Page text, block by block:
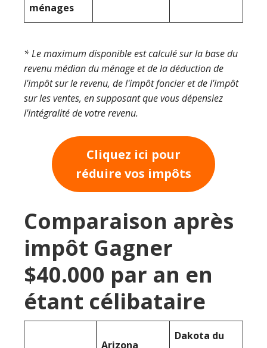
ménages
* Le maximum disponible est calculé sur la base du
revenu médian du ménage et de la déduction de
l'impôt sur le revenu, de l'impôt foncier et de l'impôt
sur les ventes, en supposant que vous dépensiez
l'intégralité de votre revenu.
Cliquez ici pour
réduire vos impôts
Comparaison après
impôt Gagner
$40.000 par an en
étant célibataire
Arizona
Dakota du